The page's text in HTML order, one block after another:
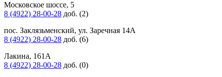
Московское шоссе, 5
8 (4922) 28-00-28 доб. (2)
пос. Заклязьменский, ул. Заречная 14А
8 (4922) 28-00-28 доб. (6)
Лакина, 161А
8 (4922) 28-00-28 доб. (0)